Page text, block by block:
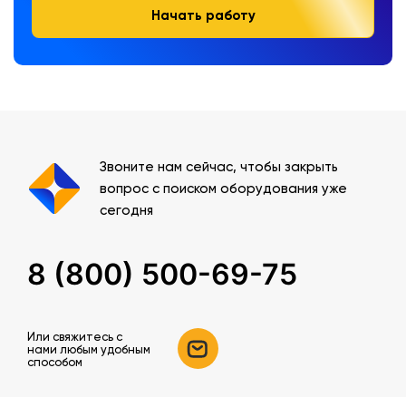
Начать работу
Звоните нам сейчас, чтобы закрыть
вопрос с поиском оборудования уже
сегодня
8 (800) 500-69-75
Или свяжитесь c
нами любым удобным
способом